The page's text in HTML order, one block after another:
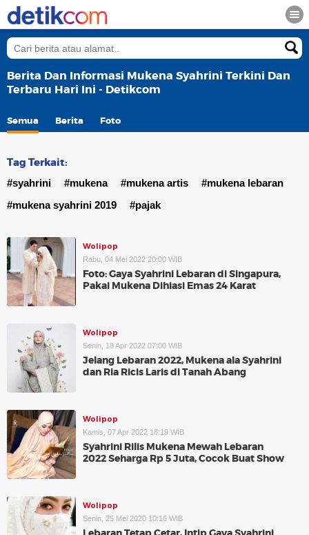
Berita Dan Informasi Mukena Syahrini Terkini Dan
Terbaru Hari Ini - Detikcom
Semua Berita Foto
Tag Terkait:
#syahrini #mukena #mukena artis
#mukena lebaran
#mukena syahrini 2019
#pajak
Wolipop
Rabu, 04 Mei 2022 20:00 WIB
Foto: Gaya Syahrini Lebaran di Singapura,
Pakai Mukena Dihiasi Emas 24 Karat
Wolipop
Senin, 18 Apr 2022 07:00 WIB
Jelang Lebaran 2022, Mukena ala Syahrini
dan Ria Ricis Laris di Tanah Abang
Wolipop
Kamis, 07 Apr 2022 18:19 WIB
Syahrini Rilis Mukena Mewah Lebaran
2022 Seharga Rp 5 Juta, Cocok Buat Show
Wolipop
Senin, 25 Mei 2020 10:16 WIB